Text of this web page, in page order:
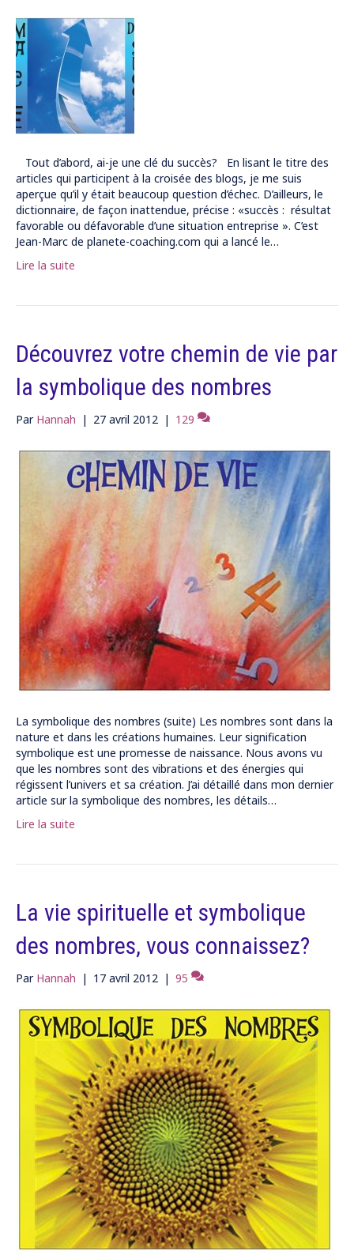
Tout d’abord, ai-je une clé du succès? En lisant le titre des
articles qui participent à la croisée des blogs, je me suis
aperçue qu’il y était beaucoup question d’échec. D’ailleurs, le
dictionnaire, de façon inattendue, précise : «succès : résultat
favorable ou défavorable d’une situation entreprise ». C’est
Jean-Marc de planete-coaching.com qui a lancé le…
Lire la suite
Découvrez votre chemin de vie par
la symbolique des nombres
Par Hannah | 27 avril 2012 | 129
La symbolique des nombres (suite) Les nombres sont dans la
nature et dans les créations humaines. Leur signification
symbolique est une promesse de naissance. Nous avons vu
que les nombres sont des vibrations et des énergies qui
régissent l’univers et sa création. J’ai détaillé dans mon dernier
article sur la symbolique des nombres, les détails…
Lire la suite
La vie spirituelle et symbolique
des nombres, vous connaissez?
Par Hannah | 17 avril 2012 | 95